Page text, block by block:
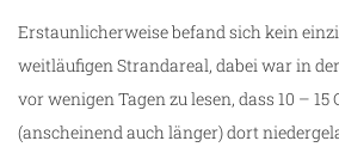
Erstaunlicherweise befand sich kein
weitläufigen Strandareal, dabei war in
vor wenigen Tagen zu lesen, dass 10 – 15
(anscheinend auch länger) dort